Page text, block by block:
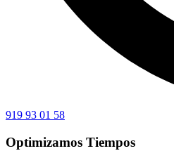
919 93 01 58
Optimizamos Tiempos